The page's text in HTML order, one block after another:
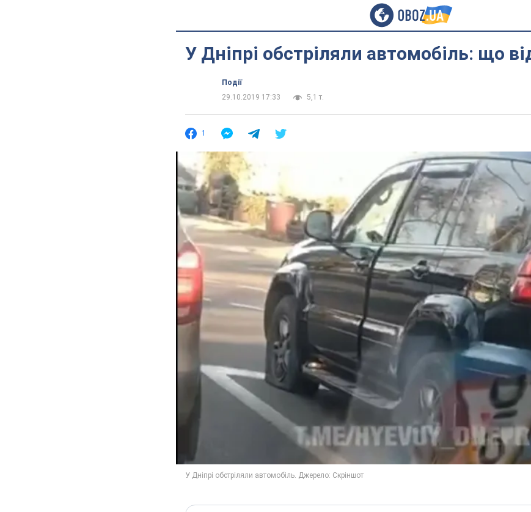
У Дніпрі обстріляли автомобіль: що
Події
29.10.2019 17:33
5,1 т.
1